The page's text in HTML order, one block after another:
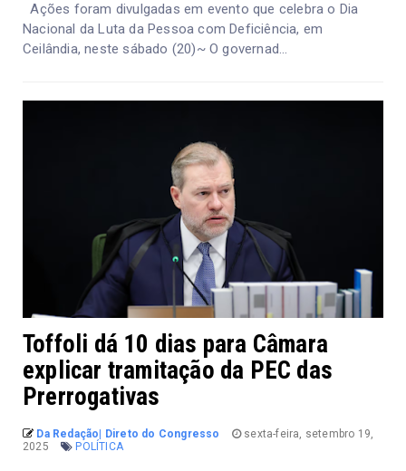
Ações foram divulgadas em evento que celebra o Dia
Nacional da Luta da Pessoa com Deficiência, em
Ceilândia, neste sábado (20)~ O governad...
Toffoli dá 10 dias para Câmara
explicar tramitação da PEC das
Prerrogativas
Da Redação| Direto do Congresso
sexta-feira, setembro 19,
2025
POLÍTICA